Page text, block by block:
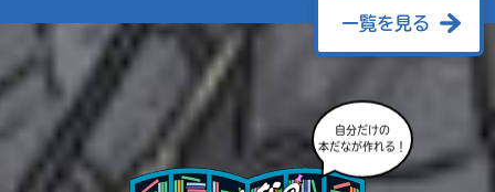
一覧を見る
自分だけの
本だなが作れる！